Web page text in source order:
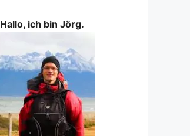
Hallo, ich bin Jörg.